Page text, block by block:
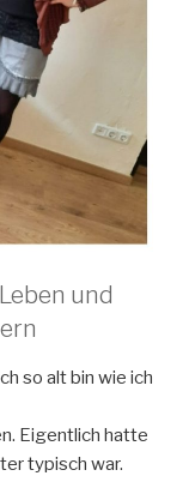
und
so alt bin wie ich
Eigentlich hatte
typisch war.